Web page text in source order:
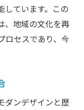
しています。この
、地域の文化を再
ロセスであり、今
ダンデザインと歴